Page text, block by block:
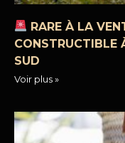
RARE À LA
CONSTRUCTIBLE
SUD
Voir plus »